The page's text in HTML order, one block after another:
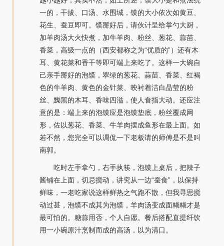
一的，干拔、口汤、水围城，馍的大小依次如黄豆、
花生、蚕豆即可。馍掰好后，请伙计呈给掌勺大厨，
加羊肉汤大火快煮，加牛羊肉、粉丝、葱花、蒜苗、
香菜，高级一点的（西安都称之为“优质的”）还有木
耳、黄花菜和香干等即可端上来吃了。这样一大碗自
己亲手掰好的泡馍，翠绿的葱花、蒜苗、香菜、红褐
色的牛羊肉、黄色的金针菜、映衬着洁白晶莹的粉
丝、黝黑的木耳、香味四溢，使人食指大动。还应注
意的是：端上来的泡馍应是泡馍垫底，粉丝覆成网
形，佐以葱花、香菜、牛羊肉摆成鱼形在最上面。如
若不然，您完全可以调侃一下老板请的师傅是不是叫
南郭。
吃时左手拿勺，右手执筷，泡馍上桌后，把辣子
酱铺在上面，切忌搅动，讲究从一边“蚕食”，以保持
鲜味，一老吃家说这样鲜热之气跑不散，但我寻思搅
动过甚，泡馍不成其为泡馍，羊肉汤变成面糊糊才是
最可怕的。糖蒜用否，个人自愿。餐后搭配直提纤饮
用一小碗原汁烹制而成的高汤，以为清口。